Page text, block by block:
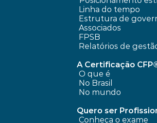
Linha do tempo
Estrutura de
Associados
FPSB
Relatórios de
A Certificação
O que é
No Brasil
No mundo
Quero ser
Conheça o exame